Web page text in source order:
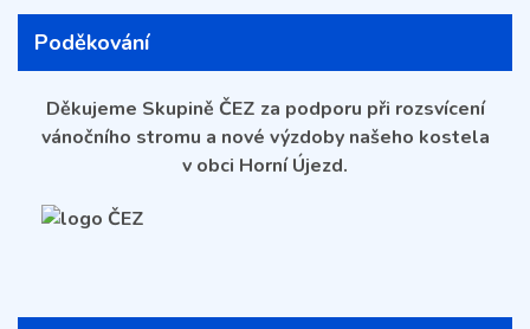
Poděkování
Děkujeme Skupině ČEZ za podporu při rozsvícení
vánočního stromu a nové výzdoby našeho kostela
v obci Horní Újezd.